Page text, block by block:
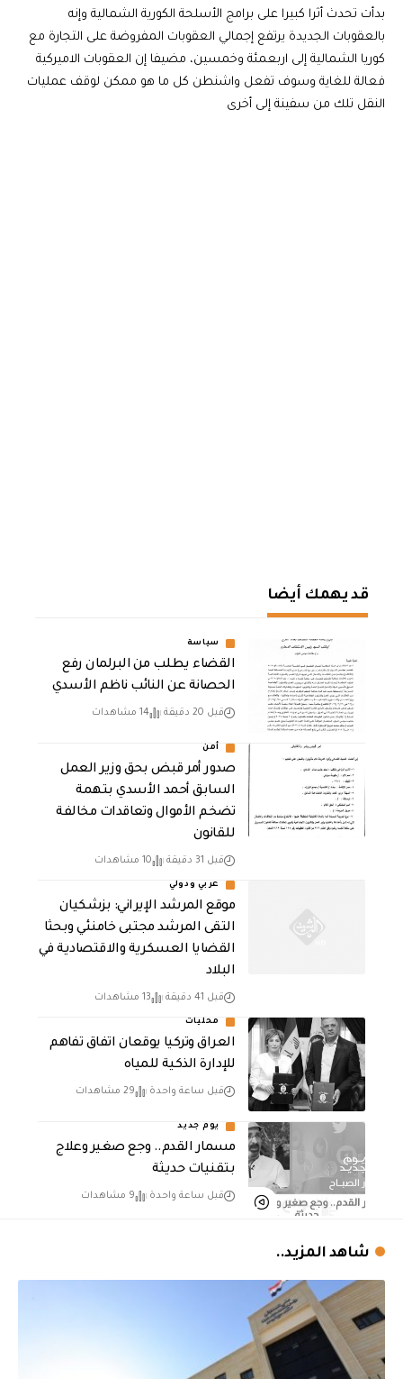
بدأت تحدث أثرا كبيرا على برامج الأسلحة الكورية الشمالية وإنه
بالعقوبات الجديدة يرتفع إجمالي العقوبات المفروضة على التجارة مع
كوريا الشمالية إلى اربعمئة وخمسين، مضيفا إن العقوبات الاميركية
فعالة للغاية وسوف تفعل واشنطن كل ما هو ممكن لوقف عمليات
النقل تلك من سفينة إلى أخرى
قد يهمك أيضا
سياسة
القضاء يطلب من البرلمان رفع
الحصانة عن النائب ناظم الأسدي
قبل 20 دقيقة 14 مشاهدات
أمن
صدور أمر قبض بحق وزير العمل
السابق أحمد الأسدي بتهمة
تضخم الأموال وتعاقدات مخالفة
للقانون
قبل 31 دقيقة 10 مشاهدات
عربي ودولي
موقع المرشد الإيراني: بزشكيان
التقى المرشد مجتبى خامنئي وبحثا
القضايا العسكرية والاقتصادية في
البلاد
قبل 41 دقيقة 13 مشاهدات
محليات
العراق وتركيا يوقعان اتفاق تفاهم
للإدارة الذكية للمياه
قبل ساعة واحدة 29 مشاهدات
يوم جديد
مسمار القدم.. وجع صغير وعلاج
بتقنيات حديثة
قبل ساعة واحدة 9 مشاهدات
شاهد المزيد..